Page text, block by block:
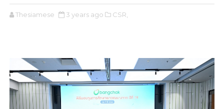
Thesiamese 3 years ago CSR,